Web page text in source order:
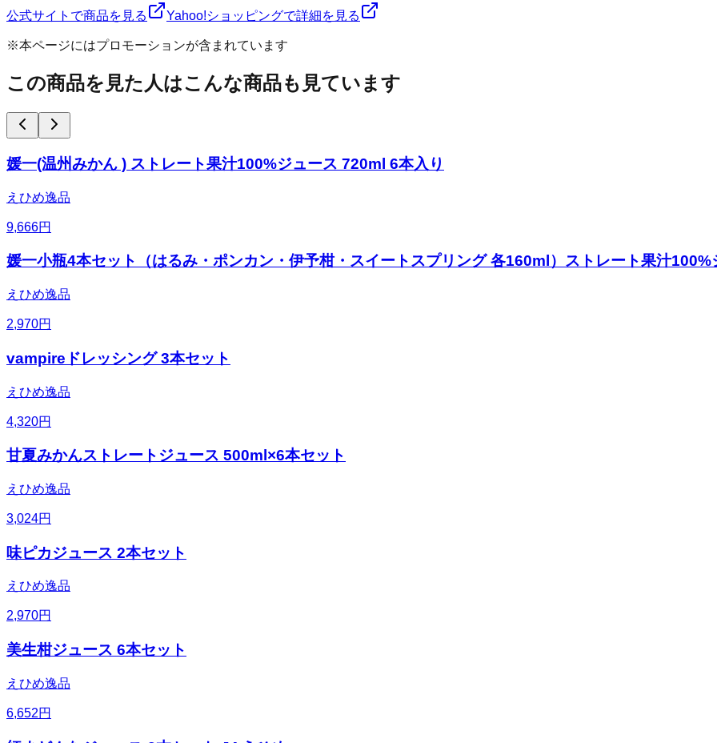
公式サイトで商品を見る
Yahoo!ショッピングで詳細を見る
※本ページにはプロモーションが含まれています
この商品を見た人はこんな商品も見ています
媛一(温州みかん ) ストレート果汁100%ジュース 720ml 6本入り
えひめ逸品
9,666円
媛一小瓶4本セット（はるみ・ポンカン・伊予柑・スイートスプリング 各160ml）ストレート果汁100%
えひめ逸品
2,970円
vampireドレッシング 3本セット
えひめ逸品
4,320円
甘夏みかんストレートジュース 500ml×6本セット
えひめ逸品
3,024円
味ピカジュース 2本セット
えひめ逸品
2,970円
美生柑ジュース 6本セット
えひめ逸品
6,652円